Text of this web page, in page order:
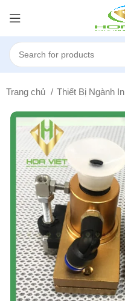
Trang chủ Thiết Bị Ngành In